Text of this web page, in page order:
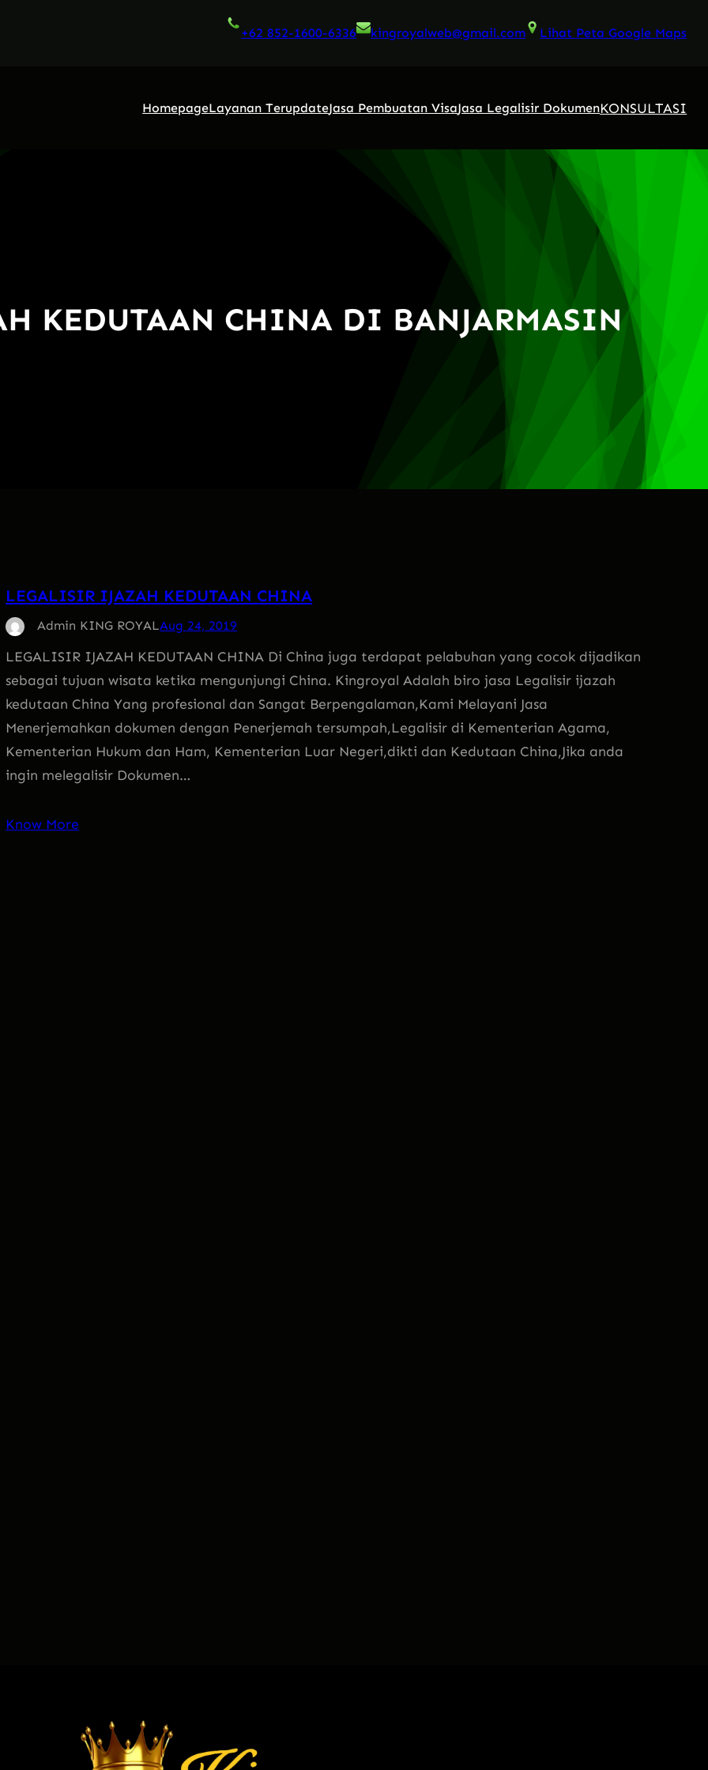
+62 852-1600-6336 kingroyalweb@gmail.com Lihat Peta Google Maps
HomepageLayanan TerupdateJasa Pembuatan VisaJasa Legalisir DokumenKONSULTASI
KEDUTAAN CHINA DI BANJARMASIN
LEGALISIR IJAZAH KEDUTAAN CHINA
Admin KING ROYALAug 24, 2019
LEGALISIR IJAZAH KEDUTAAN CHINA Di China juga terdapat pelabuhan yang cocok dijadikan
sebagai tujuan wisata ketika mengunjungi China. Kingroyal Adalah biro jasa Legalisir ijazah
kedutaan China Yang profesional dan Sangat Berpengalaman,Kami Melayani Jasa
Menerjemahkan dokumen dengan Penerjemah tersumpah,Legalisir di Kementerian Agama,
Kementerian Hukum dan Ham, Kementerian Luar Negeri,dikti dan Kedutaan China,Jika anda
ingin melegalisir Dokumen…
Know More